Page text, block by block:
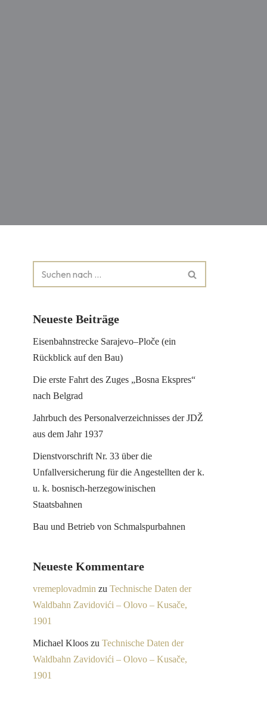
Neueste Beiträge
Eisenbahnstrecke Sarajevo–Ploče (ein
Rückblick auf den Bau)
Die erste Fahrt des Zuges „Bosna Ekspres“
nach Belgrad
Jahrbuch des Personalverzeichnisses der JDŽ
aus dem Jahr 1937
Dienstvorschrift Nr. 33 über die
Unfallversicherung für die Angestellten der k.
u. k. bosnisch-herzegowinischen
Staatsbahnen
Bau und Betrieb von Schmalspurbahnen
Neueste Kommentare
vremeplovadmin zu Technische Daten der
Waldbahn Zavidovići – Olovo – Kusače,
1901
Michael Kloos zu Technische Daten der
Waldbahn Zavidovići – Olovo – Kusače,
1901